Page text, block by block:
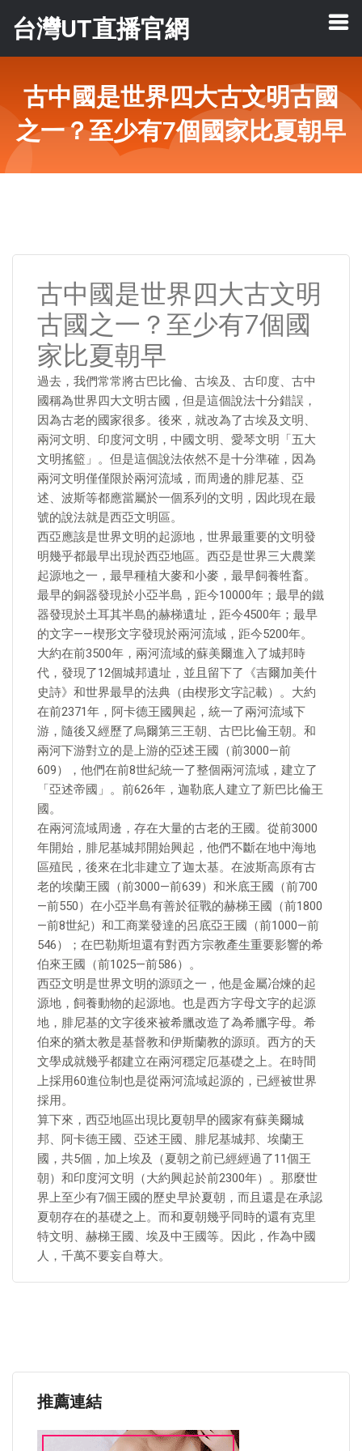
台灣UT直播官網
古中國是世界四大古文明古國
之一？至少有7個國家比夏朝早
古中國是世界四大古文明
古國之一？至少有7個國
家比夏朝早
過去，我們常常將古巴比倫、古埃及、古印度、古中
國稱為世界四大文明古國，但是這個說法十分錯誤，
因為古老的國家很多。後來，就改為了古埃及文明、
兩河文明、印度河文明，中國文明、愛琴文明「五大
文明搖籃」。但是這個說法依然不是十分準確，因為
兩河文明僅僅限於兩河流域，而周邊的腓尼基、亞
述、波斯等都應當屬於一個系列的文明，因此現在最
號的說法就是西亞文明區。
西亞應該是世界文明的起源地，世界最重要的文明發
明幾乎都最早出現於西亞地區。西亞是世界三大農業
起源地之一，最早種植大麥和小麥，最早飼養牲畜。
最早的銅器發現於小亞半島，距今10000年；最早的鐵
器發現於土耳其半島的赫梯遺址，距今4500年；最早
的文字——楔形文字發現於兩河流域，距今5200年。
大約在前3500年，兩河流域的蘇美爾進入了城邦時
代，發現了12個城邦遺址，並且留下了《吉爾加美什
史詩》和世界最早的法典（由楔形文字記載）。大約
在前2371年，阿卡德王國興起，統一了兩河流域下
游，隨後又經歷了烏爾第三王朝、古巴比倫王朝。和
兩河下游對立的是上游的亞述王國（前3000—前
609），他們在前8世紀統一了整個兩河流域，建立了
「亞述帝國」。前626年，迦勒底人建立了新巴比倫王
國。
在兩河流域周邊，存在大量的古老的王國。從前3000
年開始，腓尼基城邦開始興起，他們不斷在地中海地
區殖民，後來在北非建立了迦太基。在波斯高原有古
老的埃蘭王國（前3000—前639）和米底王國（前700
—前550）在小亞半島有善於征戰的赫梯王國（前1800
—前8世紀）和工商業發達的呂底亞王國（前1000—前
546）；在巴勒斯坦還有對西方宗教產生重要影響的希
伯來王國（前1025—前586）。
西亞文明是世界文明的源頭之一，他是金屬冶煉的起
源地，飼養動物的起源地。也是西方字母文字的起源
地，腓尼基的文字後來被希臘改造了為希臘字母。希
伯來的猶太教是基督教和伊斯蘭教的源頭。西方的天
文學成就幾乎都建立在兩河穩定厄基礎之上。在時間
上採用60進位制也是從兩河流域起源的，已經被世界
採用。
算下來，西亞地區出現比夏朝早的國家有蘇美爾城
邦、阿卡德王國、亞述王國、腓尼基城邦、埃蘭王
國，共5個，加上埃及（夏朝之前已經經過了11個王
朝）和印度河文明（大約興起於前2300年）。那麼世
界上至少有7個王國的歷史早於夏朝，而且還是在承認
夏朝存在的基礎之上。而和夏朝幾乎同時的還有克里
特文明、赫梯王國、埃及中王國等。因此，作為中國
人，千萬不要妄自尊大。
推薦連結